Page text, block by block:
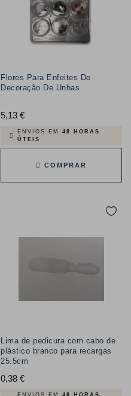
Flores Para Enfeites De
Decoração De Unhas
5,13 €Preço
ENVIOS EM 48 HORAS
ÚTEIS
COMPRAR
Lima de pedicura com cabo de
plástico branco para recargas
25.5cm
0,38 €Preço